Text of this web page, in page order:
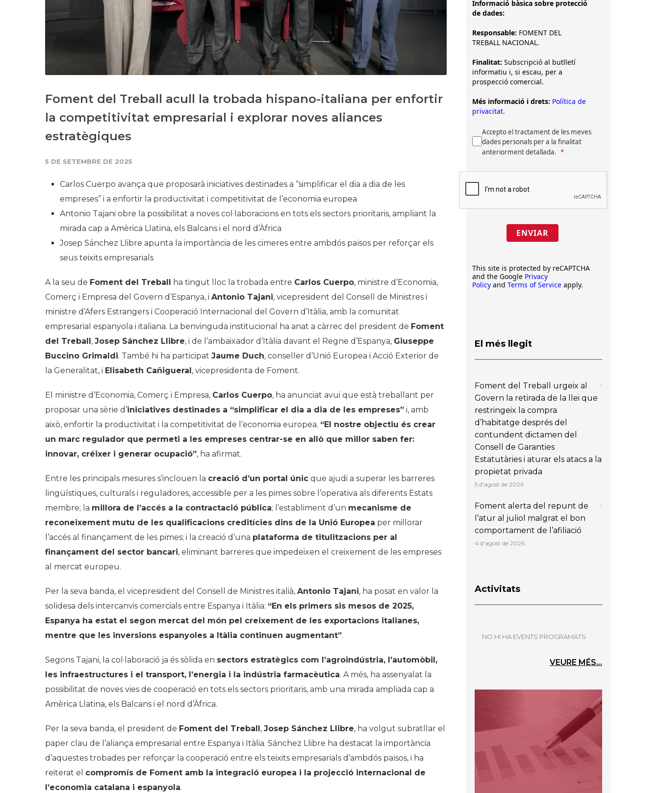
Història
Galeria de Presidents
Biblioteca Arxiu
Seu Social
Foment del Treball acull la trobada hispano-italiana per enfortir
la competitivitat empresarial i explorar noves aliances
estratègiques
5 DE SETEMBRE DE 2025
Carlos Cuerpo avança que proposarà iniciatives destinades a “simplificar el dia a dia de les
empreses” i a enfortir la productivitat i competitivitat de l’economia europea
Antonio Tajani obre la possibilitat a noves col·laboracions en tots els sectors prioritaris, ampliant la
mirada cap a Amèrica Llatina, els Balcans i el nord d’Àfrica
Josep Sánchez Llibre apunta la importància de les cimeres entre ambdós països per reforçar els
seus teixits empresarials
A la seu de Foment del Treball ha tingut lloc la trobada entre Carlos Cuerpo, ministre d’Economia,
Comerç i Empresa del Govern d’Espanya, i Antonio Tajani, vicepresident del Consell de Ministres i
ministre d’Afers Estrangers i Cooperació Internacional del Govern d’Itàlia, amb la comunitat
empresarial espanyola i italiana. La benvinguda institucional ha anat a càrrec del president de Foment
del Treball, Josep Sánchez Llibre, i de l’ambaixador d’Itàlia davant el Regne d’Espanya, Giuseppe
Buccino Grimaldi. També hi ha participat Jaume Duch, conseller d’Unió Europea i Acció Exterior de
la Generalitat, i Elisabeth Cañigueral, vicepresidenta de Foment.
El ministre d’Economia, Comerç i Empresa, Carlos Cuerpo, ha anunciat avui que està treballant per
proposar una sèrie d’iniciatives destinades a “simplificar el dia a dia de les empreses” i, amb
això, enfortir la productivitat i la competitivitat de l’economia europea. “El nostre objectiu és crear
un marc regulador que permeti a les empreses centrar-se en allò que millor saben fer:
innovar, créixer i generar ocupació”, ha afirmat.
Entre les principals mesures s’inclouen la creació d’un portal únic que ajudi a superar les barreres
lingüístiques, culturals i reguladores, accessible per a les pimes sobre l’operativa als diferents Estats
membre; la millora de l’accés a la contractació pública; l’establiment d’un mecanisme de
reconeixement mutu de les qualificacions creditícies dins de la Unió Europea per millorar
l’accés al finançament de les pimes; i la creació d’una plataforma de titulitzacions per al
finançament del sector bancari, eliminant barreres que impedeixen el creixement de les empreses
al mercat europeu.
Per la seva banda, el vicepresident del Consell de Ministres italià, Antonio Tajani, ha posat en valor la
solidesa dels intercanvis comercials entre Espanya i Itàlia: “En els primers sis mesos de 2025,
Espanya ha estat el segon mercat del món pel creixement de les exportacions italianes,
mentre que les inversions espanyoles a Itàlia continuen augmentant”.
Segons Tajani, la col·laboració ja és sòlida en sectors estratègics com l’agroindústria, l’automòbil,
les infraestructures i el transport, l’energia i la indústria farmacèutica. A més, ha assenyalat la
possibilitat de noves vies de cooperació en tots els sectors prioritaris, amb una mirada ampliada cap a
Amèrica Llatina, els Balcans i el nord d’Àfrica.
Per la seva banda, el president de Foment del Treball, Josep Sánchez Llibre, ha volgut subratllar el
paper clau de l’aliança empresarial entre Espanya i Itàlia. Sánchez Llibre ha destacat la importància
d’aquestes trobades per reforçar la cooperació entre els teixits empresarials d’ambdós països, i ha
reiterat el compromís de Foment amb la integració europea i la projecció internacional de
l’economia catalana i espanyola.
Informació bàsica sobre protecció
de dades:
Responsable: FOMENT DEL
TREBALL NACIONAL.
Finalitat: Subscripció al butlletí
informatiu i, si escau, per a
prospecció comercial.
Més informació i drets: Política de
privacitat.
Accepto el tractament de les meves
dades personals per a la finalitat
anteriorment detallada.
ENVIAR
This site is protected by reCAPTCHA
and the Google Privacy
Policy and Terms of Service apply.
El més llegit
Foment del Treball urgeix al
Govern la retirada de la llei que
restringeix la compra
d’habitatge després del
contundent dictamen del
Consell de Garanties
Estatutàries i aturar els atacs a la
propietat privada
5 d'agost de 2026
Foment alerta del repunt de
l’atur al juliol malgrat el bon
comportament de l’afiliació
4 d'agost de 2026
Activitats
NO HI HA EVENTS PROGRAMATS
VEURE MÉS...